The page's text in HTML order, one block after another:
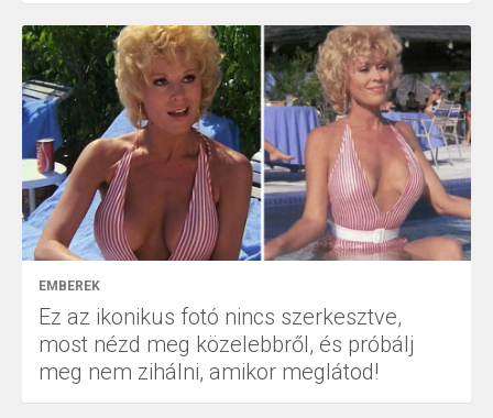
EMBEREK
Ez az ikonikus fotó nincs szerkesztve,
most nézd meg közelebbről, és próbálj
meg nem zihálni, amikor meglátod!